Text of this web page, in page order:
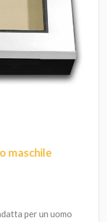
maschile
per un uomo